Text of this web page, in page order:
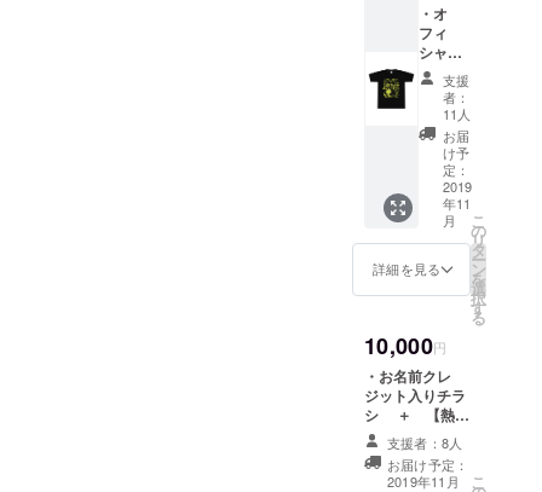
ます。 ※支援
時、必ず備考欄
にご希望のお名
前をご記入くだ
さい。
・オ
フィ
シャル
スタッ
フTシャ
ツ 「熱
海コレ
クショ
ン」の
スタッ
フ用に
作成す
るオ
フィ
シャル
スタッ
ツをご
提供し
ます。
※チラシ
へのお
名前の
掲載は
ありま
支援
者：
11人
お届
け予
定：
2019
年11
月
詳細を見る
こ
の
リ
タ
ー
ン
を
選
択
す
る
10,000円
・お名前クレ
ジット入りチラ
シ ＋ 【熱海
コレクション】
DVD ＋ オ
フィシャルス
支援者：8人
お届け予定：
2019年11月
こ